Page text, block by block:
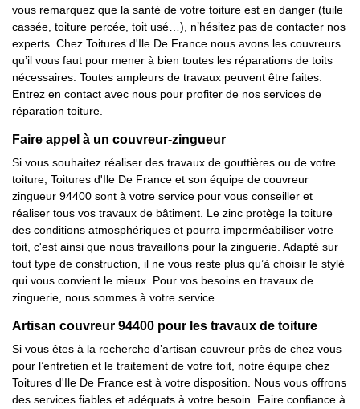
vous remarquez que la santé de votre toiture est en danger (tuile
cassée, toiture percée, toit usé…), n’hésitez pas de contacter nos
experts. Chez Toitures d'Ile De France nous avons les couvreurs
qu’il vous faut pour mener à bien toutes les réparations de toits
nécessaires. Toutes ampleurs de travaux peuvent être faites.
Entrez en contact avec nous pour profiter de nos services de
réparation toiture.
Faire appel à un couvreur-zingueur
Si vous souhaitez réaliser des travaux de gouttières ou de votre
toiture, Toitures d'Ile De France et son équipe de couvreur
zingueur 94400 sont à votre service pour vous conseiller et
réaliser tous vos travaux de bâtiment. Le zinc protège la toiture
des conditions atmosphériques et pourra imperméabiliser votre
toit, c'est ainsi que nous travaillons pour la zinguerie. Adapté sur
tout type de construction, il ne vous reste plus qu’à choisir le stylé
qui vous convient le mieux. Pour vos besoins en travaux de
zinguerie, nous sommes à votre service.
Artisan couvreur 94400 pour les travaux de toiture
Si vous êtes à la recherche d’artisan couvreur près de chez vous
pour l’entretien et le traitement de votre toit, notre équipe chez
Toitures d'Ile De France est à votre disposition. Nous vous offrons
des services fiables et adéquats à votre besoin. Faire confiance à